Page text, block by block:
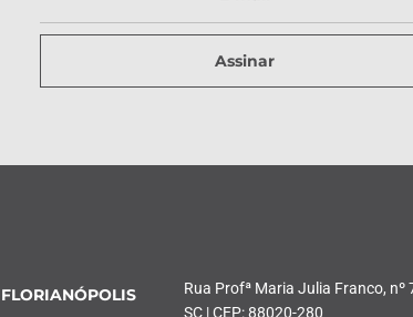
Assinar
FLORIANÓPOLIS
Rua Profª Maria Julia Franco,
SC | CEP: 88020-280